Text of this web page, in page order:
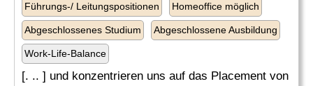
Führungs-/ Leitungspositionen Homeoffice möglich
Abgeschlossenes Studium Abgeschlossene Ausbildung
Work-Life-Balance
[. .. ] und konzentrieren uns auf das Placement von